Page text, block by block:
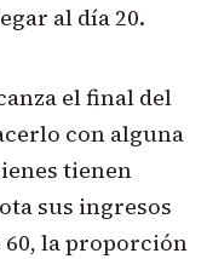
al día 20.
el final del
con alguna
tienen
sus ingresos
60, la proporción